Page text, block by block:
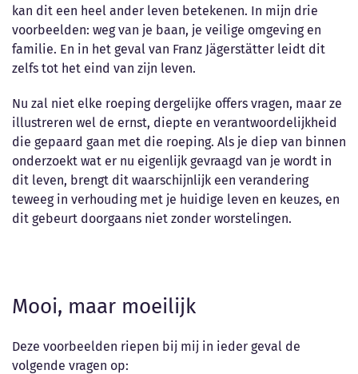
kan dit een heel ander leven betekenen. In mijn drie
voorbeelden: weg van je baan, je veilige omgeving en
familie. En in het geval van Franz Jägerstätter leidt dit
zelfs tot het eind van zijn leven.
Nu zal niet elke roeping dergelijke offers vragen, maar ze
illustreren wel de ernst, diepte en verantwoordelijkheid
die gepaard gaan met die roeping. Als je diep van binnen
onderzoekt wat er nu eigenlijk gevraagd van je wordt in
dit leven, brengt dit waarschijnlijk een verandering
teweeg in verhouding met je huidige leven en keuzes, en
dit gebeurt doorgaans niet zonder worstelingen.
Mooi, maar moeilijk
Deze voorbeelden riepen bij mij in ieder geval de
volgende vragen op: